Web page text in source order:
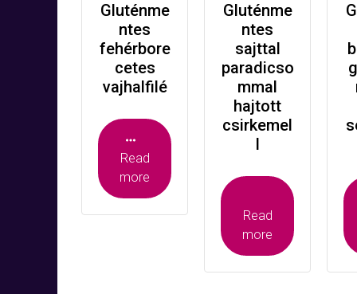
Gluténme
ntes
fehérbore
cetes
vajhalfilé
Read
more
Gluténme
ntes
sajttal
paradicso
mmal
hajtott
csirkemel
l
Read
more